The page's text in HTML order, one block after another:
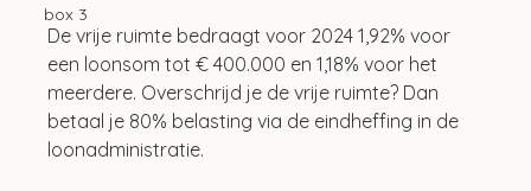
box 3
De vrije ruimte bedraagt voor 2024 1,92% voor
een loonsom tot € 400.000 en 1,18% voor het
meerdere. Overschrijd je de vrije ruimte? Dan
betaal je 80% belasting via de eindheffing in de
loonadministratie.